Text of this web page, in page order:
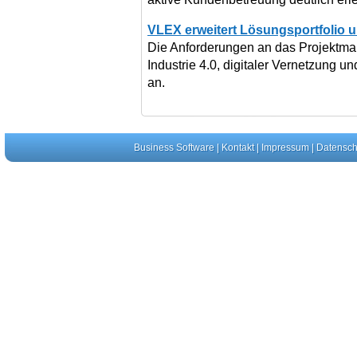
VLEX erweitert Lösungsportfolio
Die Anforderungen an das
Industrie 4.0, digitaler Vernetzung
an.
Business Software| Kontakt| Impressum|